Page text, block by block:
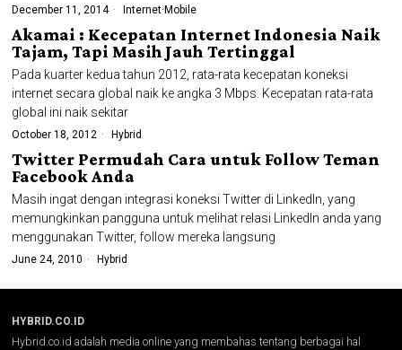
December 11, 2014 Internet· Mobile
Akamai : Kecepatan Internet Indonesia Naik
Tajam, Tapi Masih Jauh Tertinggal
Pada kuarter kedua tahun 2012, rata-rata kecepatan koneksi
internet secara global naik ke angka 3 Mbps. Kecepatan rata-rata
global ini naik sekitar
October 18, 2012 Hybrid
Twitter Permudah Cara untuk Follow Teman
Facebook Anda
Masih ingat dengan integrasi koneksi Twitter di LinkedIn, yang
memungkinkan pangguna untuk melihat relasi LinkedIn anda yang
menggunakan Twitter, follow mereka langsung
June 24, 2010 Hybrid
HYBRID.CO.ID
Hybrid.co.id adalah media online yang membahas tentang berbagai hal